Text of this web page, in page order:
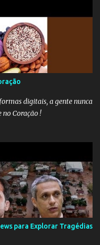
digitais, a gente nunca
no Coração !
para Explorar Tragédias